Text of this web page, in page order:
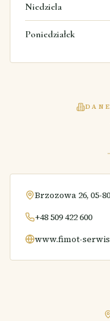
Niedziela
Poniedziałek
Brzozowa 26, 05-
+48 509 422 600
www.fimot-